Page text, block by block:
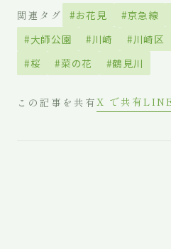
関連タグ #お花見 #京急線
#大師公園
#川崎 #川崎区
#桜
#菜の花 #鶴見川
この記事を共有X で共有